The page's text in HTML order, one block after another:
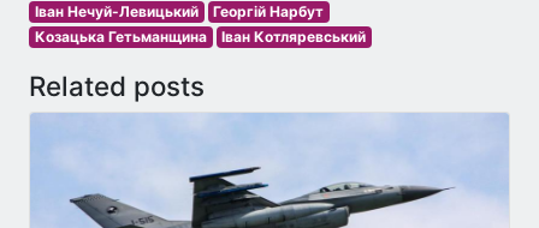
Іван Нечуй-Левицький
Георгій Нарбут
Козацька Гетьманщина
Іван Котляревський
Related posts